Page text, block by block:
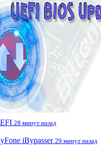
28 минут назад
iBypasser 29 минут назад